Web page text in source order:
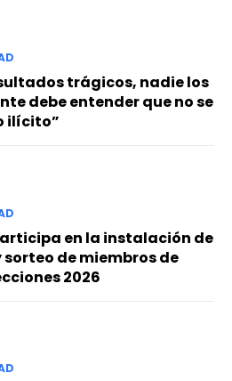
trágicos, nadie los
debe entender que no se
ilícito”
en la instalación de
sorteo de miembros de
2026